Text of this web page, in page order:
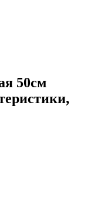
50см